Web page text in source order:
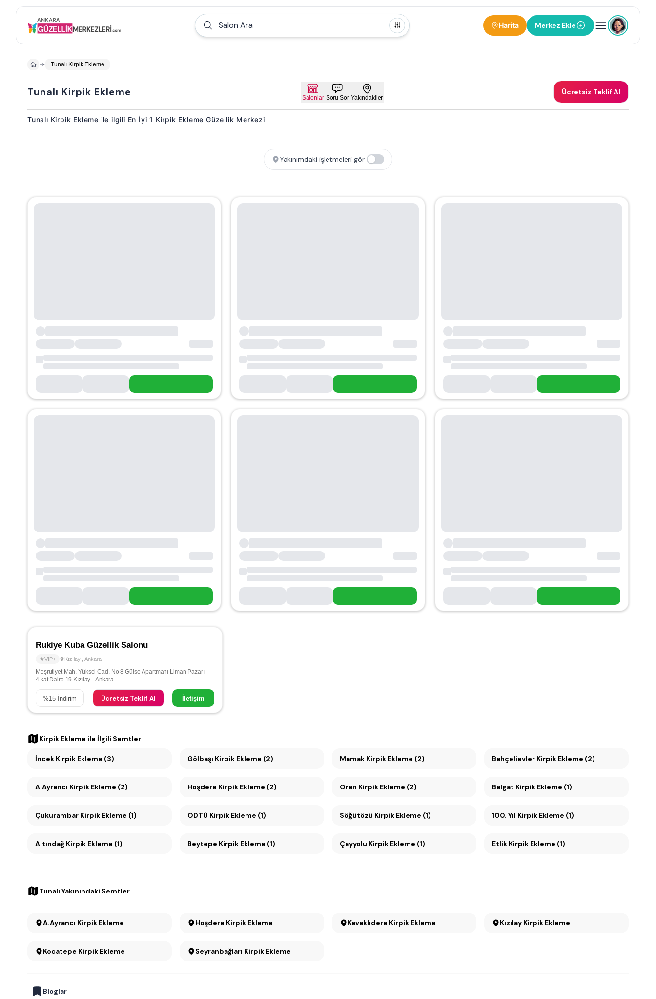
Salon Ara Harita Merkez Ekle
Tunalı Kirpik Ekleme
Tunalı Kirpik Ekleme Salonlar Soru Sor Yakındakiler
Ücretsiz Teklif Al
Tunalı Kirpik Ekleme ile ilgili En İyi 1 Kirpik Ekleme Güzellik Merkezi
Yakınımdaki işletmeleri gör
Rukiye Kuba Güzellik Salonu
VIP+ Kızılay Ankara
Meşrutiyet Mah. Yüksel Cad. No 8 Gülse Apartmanı Liman Pazarı
4.kat Daire 19 Kızılay - Ankara
%15 İndirim Ücretsiz Teklif Al İletişim
Kirpik Ekleme ile İlgili Semtler
İncek Kirpik Ekleme (3) Gölbaşı Kirpik Ekleme (2) Mamak Kirpik Ekleme (2) Bahçelievler Kirpik Ekleme (2)
A.Ayrancı Kirpik Ekleme (2) Hoşdere Kirpik Ekleme (2) Oran Kirpik Ekleme (2) Balgat Kirpik Ekleme (1)
Çukurambar Kirpik Ekleme (1) ODTÜ Kirpik Ekleme (1) Söğütözü Kirpik Ekleme (1) 100. Yıl Kirpik Ekleme (1)
Altındağ Kirpik Ekleme (1) Beytepe Kirpik Ekleme (1) Çayyolu Kirpik Ekleme (1) Etlik Kirpik Ekleme (1)
Tunalı Yakınındaki Semtler
A.Ayrancı Kirpik Ekleme Hoşdere Kirpik Ekleme Kavaklıdere Kirpik Ekleme Kızılay Kirpik Ekleme
Kocatepe Kirpik Ekleme Seyranbağları Kirpik Ekleme
Bloglar